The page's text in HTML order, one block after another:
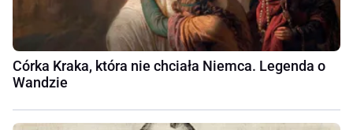
Córka Kraka, która nie chciała Niemca. Legenda o
Wandzie